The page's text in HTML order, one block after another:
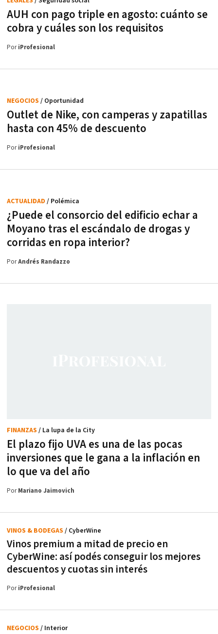
AUH con pago triple en agosto: cuánto se
cobra y cuáles son los requisitos
PoriProfesional
Outlet de Nike, con camperas y zapatillas
hasta con 45% de descuento
NEGOCIOS / Oportunidad
PoriProfesional
¿Puede el consorcio del edificio echar a
Moyano tras el escándalo de drogas y
corridas en ropa interior?
ACTUALIDAD / Polémica
PorAndrés Randazzo
El plazo fijo UVA es una de las pocas
inversiones que le gana a la inflación en
lo que va del año
FINANZAS / La lupa de la City
PorMariano Jaimovich
Vinos premium a mitad de precio en
CyberWine: así podés conseguir los mejores
descuentos y cuotas sin interés
VINOS & BODEGAS / CyberWine
PoriProfesional
NEGOCIOS / Interior